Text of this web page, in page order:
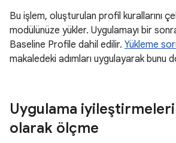
Bu işlem, oluşturulan profil kurallarını
modülünüze yükler. Uygulamayı bir
Baseline Profile dahil edilir. Yükleme
makaledeki adımları uygulayarak bunu
Uygulama
olarak ölçme